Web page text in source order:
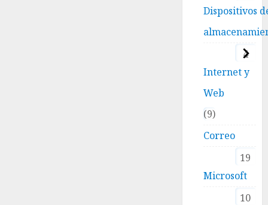
Dispositivos
4
Internet y
Web
9
Correo
19
Microsoft
10